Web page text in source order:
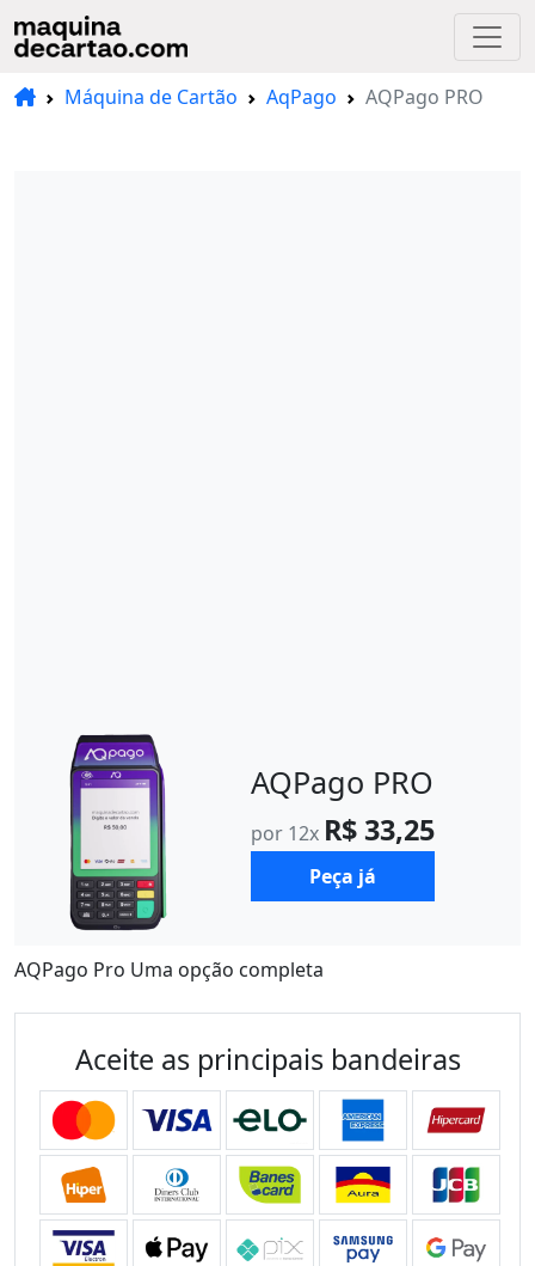
Máquina de Cartão AqPago AQPago PRO
AQPago PRO
por 12x R$ 33,25
Peça já
AQPago Pro Uma opção completa
Aceite as principais bandeiras